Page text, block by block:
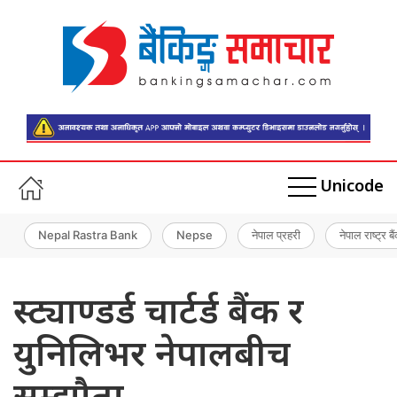
Unicode
Nepal Rastra Bank Nepse नेपाल प्रहरी नेपाल राष्ट्र
स्ट्याण्डर्ड चार्टर्ड बैंक र
युनिलिभर नेपालबीच